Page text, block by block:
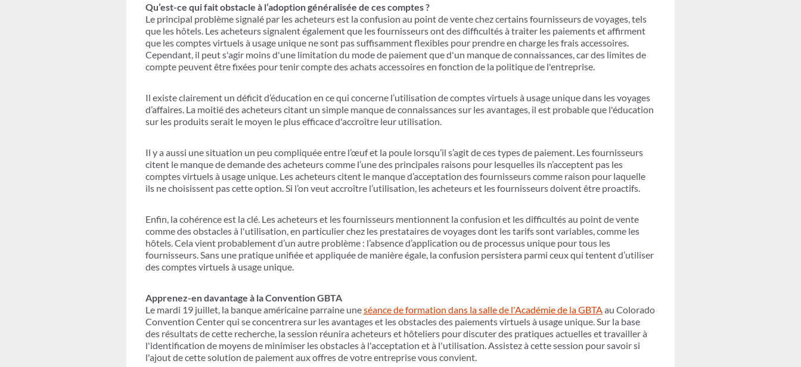
Qu’est-ce qui fait obstacle à l’adoption généralisée de ces comptes ?
Le principal problème signalé par les acheteurs est la confusion au point de vente chez certains fournisseurs de voyages, tels
que les hôtels. Les acheteurs signalent également que les fournisseurs ont des difficultés à traiter les paiements et affirment
que les comptes virtuels à usage unique ne sont pas suffisamment flexibles pour prendre en charge les frais accessoires.
Cependant, il peut s'agir moins d'une limitation du mode de paiement que d'un manque de connaissances, car des limites de
compte peuvent être fixées pour tenir compte des achats accessoires en fonction de la politique de l'entreprise.
Il existe clairement un déficit d’éducation en ce qui concerne l’utilisation de comptes virtuels à usage unique dans les voyages
d’affaires. La moitié des acheteurs citant un simple manque de connaissances sur les avantages, il est probable que l'éducation
sur les produits serait le moyen le plus efficace d'accroître leur utilisation.
Il y a aussi une situation un peu compliquée entre l’œuf et la poule lorsqu’il s’agit de ces types de paiement. Les fournisseurs
citent le manque de demande des acheteurs comme l’une des principales raisons pour lesquelles ils n’acceptent pas les
comptes virtuels à usage unique. Les acheteurs citent le manque d’acceptation des fournisseurs comme raison pour laquelle
ils ne choisissent pas cette option. Si l’on veut accroître l’utilisation, les acheteurs et les fournisseurs doivent être proactifs.
Enfin, la cohérence est la clé. Les acheteurs et les fournisseurs mentionnent la confusion et les difficultés au point de vente
comme des obstacles à l'utilisation, en particulier chez les prestataires de voyages dont les tarifs sont variables, comme les
hôtels. Cela vient probablement d’un autre problème : l’absence d’application ou de processus unique pour tous les
fournisseurs. Sans une pratique unifiée et appliquée de manière égale, la confusion persistera parmi ceux qui tentent d’utiliser
des comptes virtuels à usage unique.
Apprenez-en davantage à la Convention GBTA
Le mardi 19 juillet, la banque américaine parraine uneséance de formation dans la salle de l'Académie de la GBTAau Colorado
Convention Center qui se concentrera sur les avantages et les obstacles des paiements virtuels à usage unique. Sur la base
des résultats de cette recherche, la session réunira acheteurs et hôteliers pour discuter des pratiques actuelles et travailler à
l'identification de moyens de minimiser les obstacles à l'acceptation et à l'utilisation. Assistez à cette session pour savoir si
l'ajout de cette solution de paiement aux offres de votre entreprise vous convient.